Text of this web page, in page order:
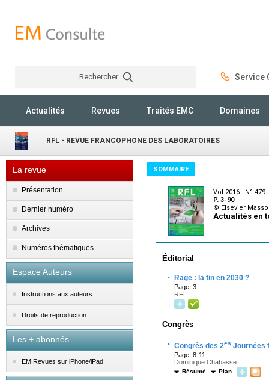
Rechercher Service
Actualités Revues Traités EMC Domaines
RFL - REVUE FRANCOPHONE DES LABORATOIRES
La revue
Présentation
Dernier numéro
Archives
Numéros thématiques
Espace Auteurs
Instructions aux auteurs
Droits de reproduction
Les + abonnés
EM|Revues sur iPhone/iPad
SOMMAIRE
Vol 2016 - N° 479
P. 3-90
© Elsevier
Actualités en
Éditorial
· Rage : la fin en 2030 ?
Page :3
RFL
Congrès
· Congrès des 2es Journées
Page :8-11
Dominique Chabasse
Résumé Plan